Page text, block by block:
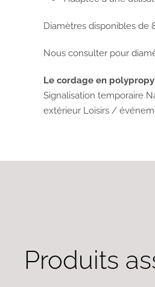
Diamètres disponibles de
Nous consulter pour
Le cordage en
Signalisation temporaire
extérieur Loisirs /
Produits